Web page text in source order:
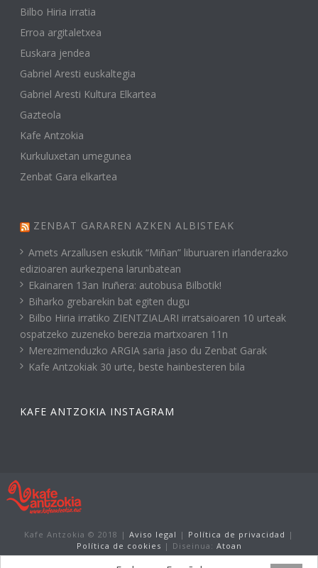
Bilbo Hiria irratia
Erroa argitaletxea
Euskara jendea
Gabriel Aresti euskaltegia
Gabriel Aresti Kultura Elkartea
Gazteola
Kafe Antzokia
Kurkuluxetan umegunea
Zenbat Gara elkartea
ZENBAT GARAREN AZKEN ALBISTEAK
Amets Arzallusen eskutik “Miñan” liburuaren irlanderazko
edizioaren aurkezpena larunbatean
Ekainaren 13an Iruñera: autobusa Bilbotik!
Biharko grebarekin bat egiten dugu
Bilbo Hiria irratiko ZIENTZIALARI irratsaioaren 10 urteak
ospatzeko zuzeneko berezia martxoaren 11n
Merezimenduzko ARGIA saria jaso du Zenbat Garak
Kafe Antzokiak 30 urte, beste hainbesteren bila
KAFE ANTZOKIA INSTAGRAM
Kafe Antzokia © 2018 | Aviso legal | Política de privacidad |
Política de cookies | Diseinua: Atoan